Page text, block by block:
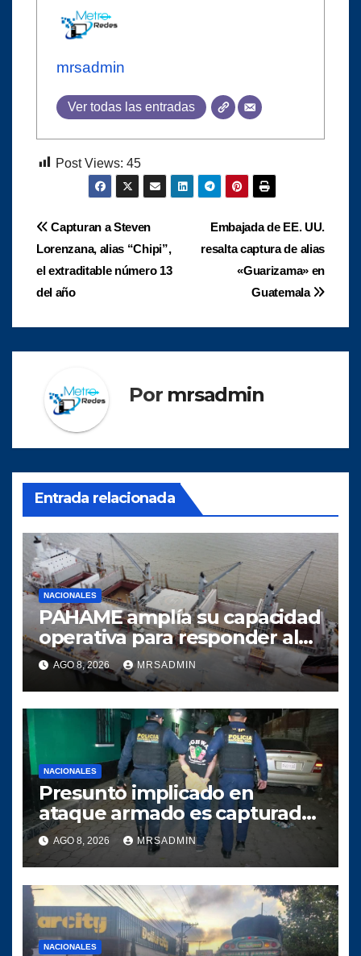
mrsadmin
Ver todas las entradas
Post Views: 45
Navegación
de
entradas
Embajada de EE. UU.
resalta captura de alias
«Guarizama» en
Guatemala
Capturan a Steven
Lorenzana, alias “Chipi”,
el extraditable número 13
del año
Por mrsadmin
Entrada relacionada
NACIONALES
PAHAME amplía su capacidad
operativa para responder al
crecimiento del comercio
marítimo
AGO 8, 2026 MRSADMIN
NACIONALES
Presunto implicado en
ataque armado es capturado
tras persecución policial en
Villa Nueva
AGO 8, 2026 MRSADMIN
NACIONALES